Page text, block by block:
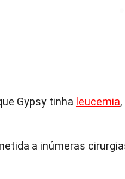
Gypsy tinha leucemia
a inúmeras